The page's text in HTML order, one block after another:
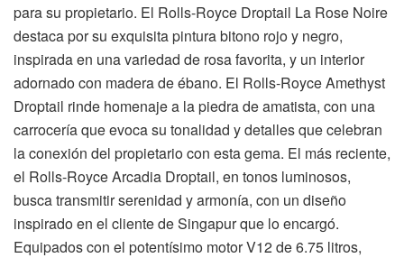
para su propietario. El Rolls-Royce Droptail La Rose Noire
destaca por su exquisita pintura bitono rojo y negro,
inspirada en una variedad de rosa favorita, y un interior
adornado con madera de ébano. El Rolls-Royce Amethyst
Droptail rinde homenaje a la piedra de amatista, con una
carrocería que evoca su tonalidad y detalles que celebran
la conexión del propietario con esta gema. El más reciente,
el Rolls-Royce Arcadia Droptail, en tonos luminosos,
busca transmitir serenidad y armonía, con un diseño
inspirado en el cliente de Singapur que lo encargó.
Equipados con el potentísimo motor V12 de 6.75 litros,